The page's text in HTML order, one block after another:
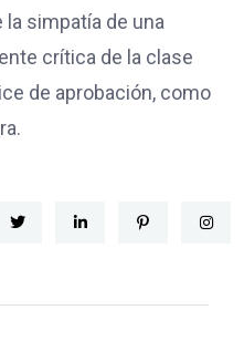
la simpatía de una
crítica de la clase
de aprobación, como